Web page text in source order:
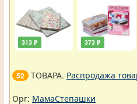
313 ₽ 373 ₽
52 ТОВАРА. Распродажа
Орг: МамаСтепашки